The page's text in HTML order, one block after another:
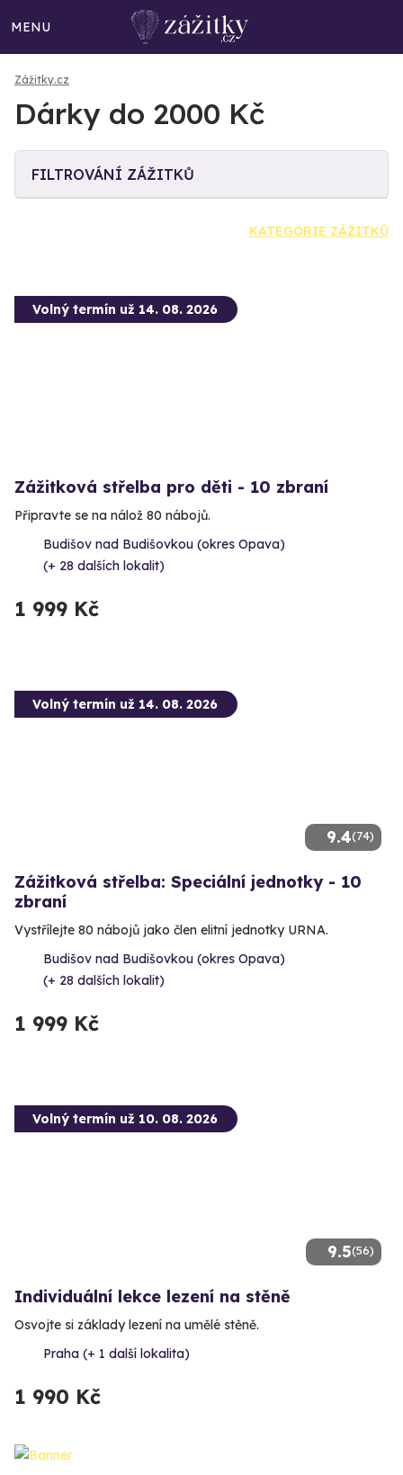
MENU
Zážitky.cz
Dárky do 2000 Kč
FILTROVÁNÍ ZÁŽITKŮ
KATEGORIE ZÁŽITKŮ
Volný termín už 14. 08. 2026
Zážitková střelba pro děti - 10 zbraní
Připravte se na nálož 80 nábojů.
Budišov nad Budišovkou (okres Opava)
(+ 28 dalších lokalit)
1 999 Kč
9.4(74)
Volný termín už 14. 08. 2026
Zážitková střelba: Speciální jednotky - 10
zbraní
Vystřílejte 80 nábojů jako člen elitní jednotky URNA.
Budišov nad Budišovkou (okres Opava)
(+ 28 dalších lokalit)
1 999 Kč
9.5(56)
Volný termín už 10. 08. 2026
Individuální lekce lezení na stěně
Osvojte si základy lezení na umělé stěně.
Praha (+ 1 další lokalita)
1 990 Kč